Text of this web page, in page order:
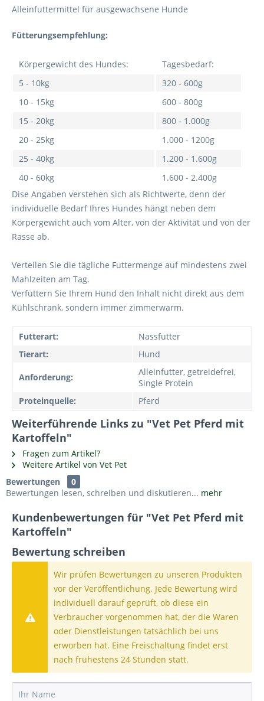
Alleinfuttermittel für ausgewachsene Hunde
Fütterungsempfehlung:
Körpergewicht des Hundes:
Tagesbedarf:
5 - 10kg
320 - 600g
10 - 15kg
600 - 800g
15 - 20kg
800 - 1.000g
20 - 25kg
1.000 - 1200g
25 - 40kg
1.200 - 1.600g
40 - 60kg
1.600 - 2.400g
Dise Angaben verstehen sich als Richtwerte, denn der
individuelle Bedarf Ihres Hundes hängt neben dem
Körpergewicht auch vom Alter, von der Aktivität und von der
Rasse ab.
Verteilen Sie die tägliche Futtermenge auf mindestens zwei
Mahlzeiten am Tag.
Verfüttern Sie Ihrem Hund den Inhalt nicht direkt aus dem
Kühlschrank, sondern immer zimmerwarm.
Futterart:
Nassfutter
Tierart:
Hund
Anforderung:
Alleinfutter, getreidefrei,
Single Protein
Proteinquelle:
Pferd
Weiterführende Links zu "Vet Pet Pferd mit
Kartoffeln"
Fragen zum Artikel?
Weitere Artikel von Vet Pet
Bewertungen
0
Bewertungen lesen, schreiben und diskutieren... mehr
Kundenbewertungen für "Vet Pet Pferd mit
Kartoffeln"
Bewertung schreiben
Wir prüfen Bewertungen zu unseren Produkten
vor der Veröffentlichung. Jede Bewertung wird
individuell darauf geprüft, ob diese ein
Verbraucher vorgenommen hat, der die Waren
oder Dienstleistungen tatsächlich bei uns
erworben hat. Eine Freischaltung findet erst
nach frühestens 24 Stunden statt.